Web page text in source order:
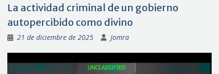
La actividad criminal de un gobierno
autopercibido como divino
21 de diciembre de 2025 Jomra